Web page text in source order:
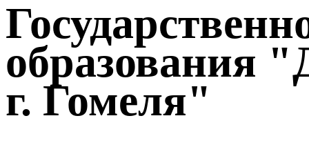
образования
г. Гомеля"